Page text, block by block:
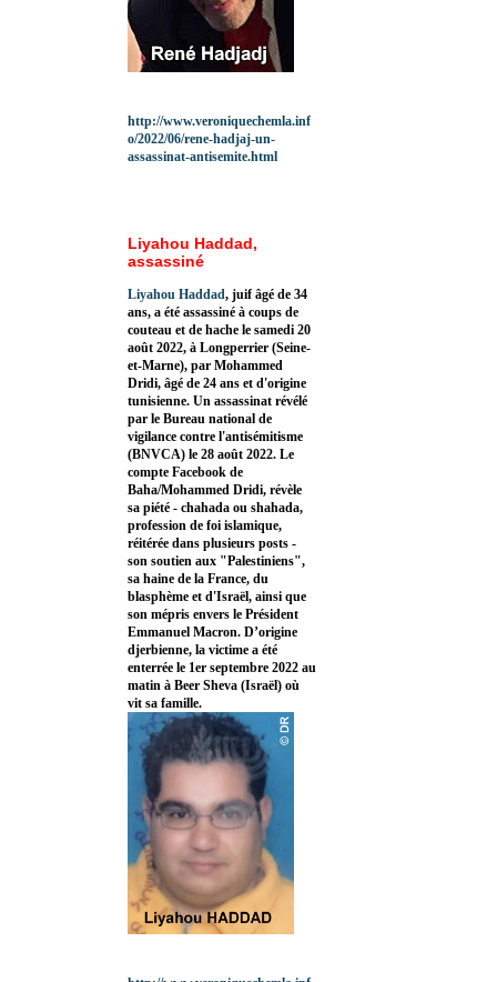
http://www.veroniquechemla.inf
o/2022/06/rene-hadjaj-un-
assassinat-antisemite.html
Liyahou Haddad,
assassiné
Liyahou Haddad, juif âgé de 34
ans, a été assassiné à coups de
couteau et de hache le samedi 20
août 2022, à Longperrier (Seine-
et-Marne), par Mohammed
Dridi, âgé de 24 ans et d'origine
tunisienne. Un assassinat révélé
par le Bureau national de
vigilance contre l'antisémitisme
(BNVCA) le 28 août 2022. Le
compte Facebook de
Baha/Mohammed Dridi, révèle
sa piété - chahada ou shahada,
profession de foi islamique,
réitérée dans plusieurs posts -
son soutien aux "Palestiniens",
sa haine de la France, du
blasphème et d'Israël, ainsi que
son mépris envers le Président
Emmanuel Macron. D’origine
djerbienne, la victime a été
enterrée le 1er septembre 2022 au
matin à Beer Sheva (Israël) où
vit sa famille.